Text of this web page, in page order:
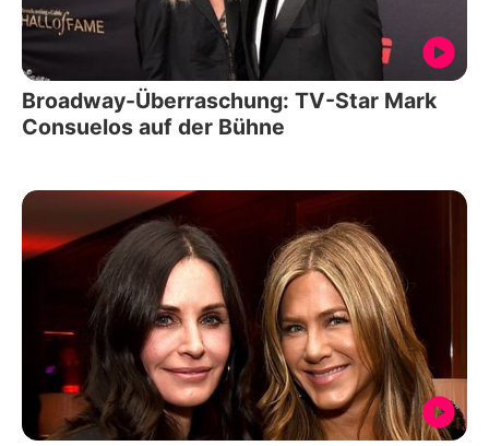
Broadway-Überraschung: TV-Star Mark
Consuelos auf der Bühne